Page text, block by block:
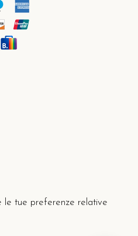
le tue preferenze relative